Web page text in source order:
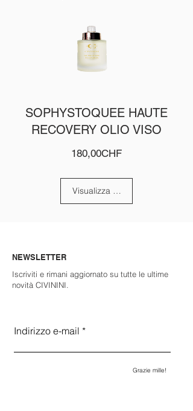
SOPHYSTOQUEE HAUTE
RECOVERY OLIO VISO
180,00CHFPrezzo
Visualizza dettagli
CONTATTARE CIVININI
I consulenti CIVININI saranno felici di
Servizio Clienti >
CAMBIA LINGUA
Scegli qui la lingua desiderata:
NEWSLETTER
Iscriviti e rimani aggiornato su tutte le ultime
novità CIVININI.
Indirizzo e-mail
Grazie mille!